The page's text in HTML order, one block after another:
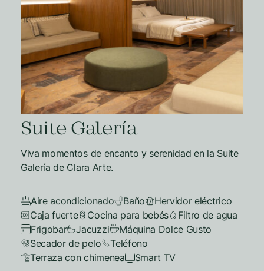
Suite Galería
Viva momentos de encanto y serenidad en la Suite
Galería de Clara Arte.
Aire acondicionado Baño
Hervidor eléctrico
Caja fuerte
Cocina para bebés
Filtro de agua
Frigobar
Jacuzzi
Máquina Dolce Gusto
Secador de pelo
Teléfono
Terraza con chimenea
Smart TV